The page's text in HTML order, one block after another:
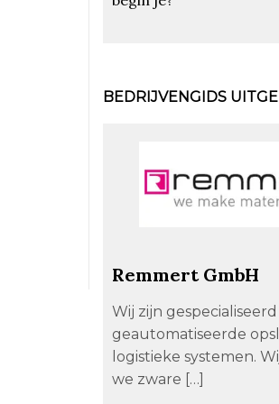
BEDRIJVENGIDS
Remmert GmbH
Wij zijn gespecialiseerd
geautomatiseerde
logistieke systemen.
we zware […]